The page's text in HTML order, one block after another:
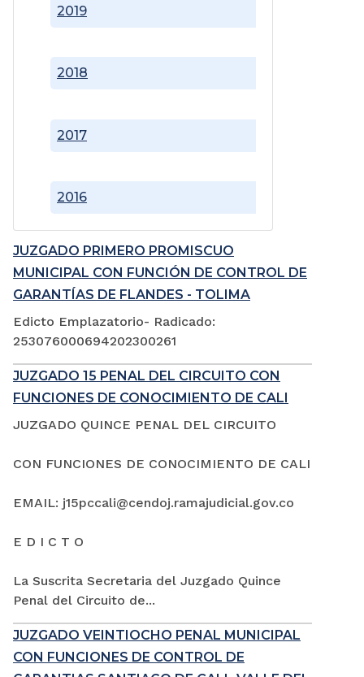
2016
2017
2018
2019
JUZGADO PRIMERO PROMISCUO
MUNICIPAL CON FUNCIÓN DE CONTROL DE
GARANTÍAS DE FLANDES - TOLIMA
Edicto Emplazatorio- Radicado:
253076000694202300261
JUZGADO 15 PENAL DEL CIRCUITO CON
FUNCIONES DE CONOCIMIENTO DE CALI
JUZGADO QUINCE PENAL DEL CIRCUITO
CON FUNCIONES DE CONOCIMIENTO DE CALI
EMAIL: j15pccali@cendoj.ramajudicial.gov.co
E D I C T O
La Suscrita Secretaria del Juzgado Quince
Penal del Circuito de...
JUZGADO VEINTIOCHO PENAL MUNICIPAL
CON FUNCIONES DE CONTROL DE